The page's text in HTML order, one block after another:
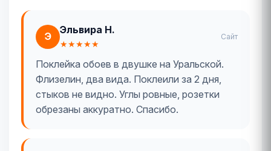
Э
Эльвира Н.
★★★★★
Сайт
Поклейка обоев в двушке на Уральской.
Флизелин, два вида. Поклеили за 2 дня,
стыков не видно. Углы ровные, розетки
обрезаны аккуратно. Спасибо.